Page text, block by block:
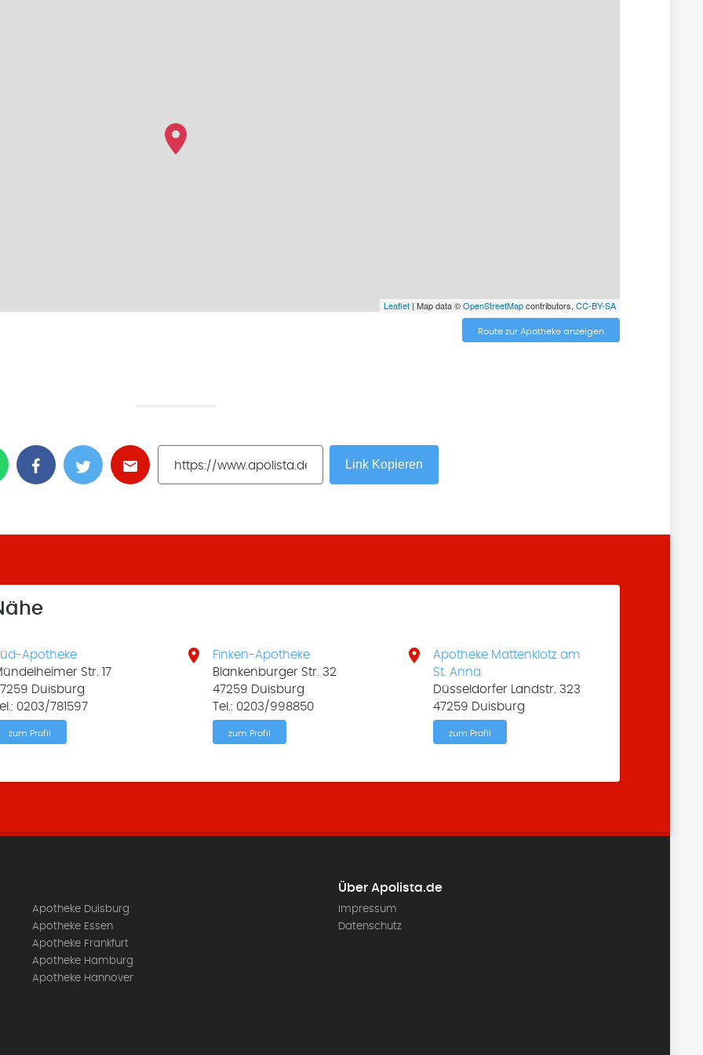
Leaflet| Map data ©OpenStreetMapcontributors, CC-BY-SA
Route zur Apotheke anzeigen
Link Kopieren
Apotheke
Str. 17
Duisburg
0203/781597
zum Profil

Finken-Apotheke
Blankenburger Str. 32
47259 Duisburg
Tel.: 0203/998850
zum Profil

Apotheke Mattenklotz am
St. Anna
Düsseldorfer Landstr. 323
47259 Duisburg
zum Profil
Apotheke Duisburg
Apotheke Essen
Apotheke Frankfurt
Apotheke Hamburg
Apotheke Hannover
Über Apolista.de
Impressum
Datenschutz